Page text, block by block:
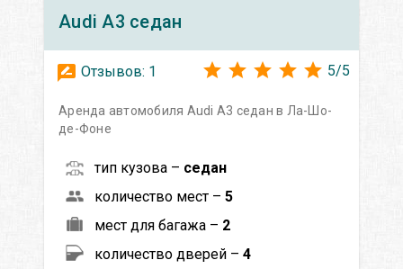
Audi A3 седан
Отзывов: 1 5/5
Аренда автомобиля Audi A3 седан в Ла-Шо-
де-Фоне
тип кузова – седан
количество мест – 5
мест для багажа – 2
количество дверей – 4